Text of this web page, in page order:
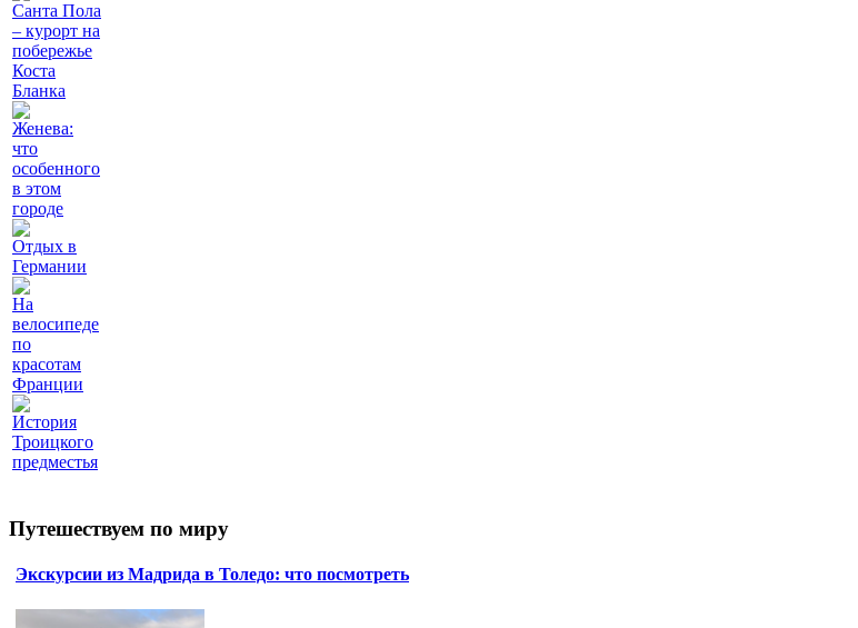
Санта Пола
– курорт на
побережье
Коста
Бланка
Женева:
что
особенного
в этом
городе
Отдых в
Германии
На
велосипеде
по
красотам
Франции
История
Троицкого
предместья
Путешествуем по миру
Экскурсии из Мадрида в Толедо: что посмотреть